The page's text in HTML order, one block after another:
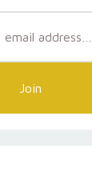
Join